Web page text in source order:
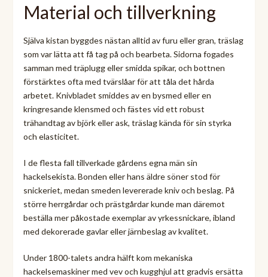
Material och tillverkning
Själva kistan byggdes nästan alltid av furu eller gran, träslag
som var lätta att få tag på och bearbeta. Sidorna fogades
samman med träplugg eller smidda spikar, och bottnen
förstärktes ofta med tvärslåar för att tåla det hårda
arbetet. Knivbladet smiddes av en bysmed eller en
kringresande klensmed och fästes vid ett robust
trähandtag av björk eller ask, träslag kända för sin styrka
och elasticitet.
I de flesta fall tillverkade gårdens egna män sin
hackelsekista. Bonden eller hans äldre söner stod för
snickeriet, medan smeden levererade kniv och beslag. På
större herrgårdar och prästgårdar kunde man däremot
beställa mer påkostade exemplar av yrkessnickare, ibland
med dekorerade gavlar eller järnbeslag av kvalitet.
Under 1800-talets andra hälft kom mekaniska
hackelsemaskiner med vev och kugghjul att gradvis ersätta